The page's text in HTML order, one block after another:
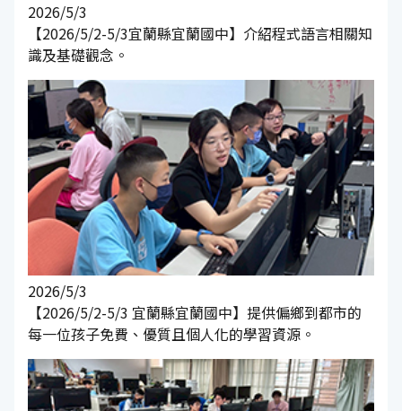
2026/5/3
【2026/5/2-5/3宜蘭縣宜蘭國中】介紹程式語言相關知
識及基礎觀念。
2026/5/3
【2026/5/2-5/3 宜蘭縣宜蘭國中】提供偏鄉到都市的
每一位孩子免費、優質且個人化的學習資源。